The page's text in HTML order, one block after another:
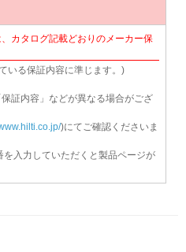
カタログ記載どおりのメーカー保
いる保証内容に準じます。)
証内容」などが異なる場合がござ
)にてご確認くださいま
入力していただくと製品ページが